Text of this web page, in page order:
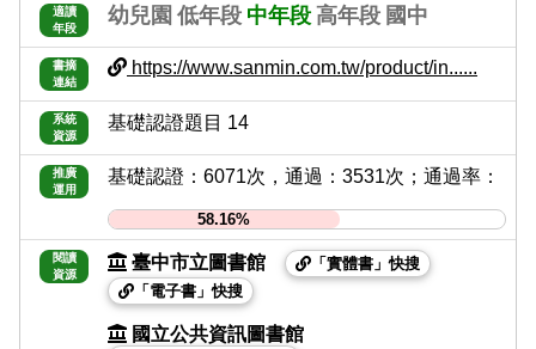
適讀
年段
幼兒園 低年段 中年段 高年段 國中
書摘
連結
https://www.sanmin.com.tw/product/in......
系統
資源
基礎認證題目 14
推廣
運用
基礎認證：6071次，通過：3531次；通過率：
58.16%
閱讀
資源
臺中市立圖書館
「實體書」快搜
「電子書」快搜
國立公共資訊圖書館